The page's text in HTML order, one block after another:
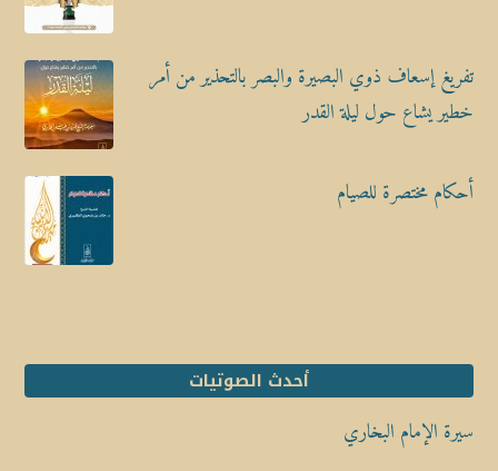
تفريغ إسعاف ذوي البصيرة والبصر بالتحذير من أمر
خطير يشاع حول ليلة القدر
أحكام مختصرة للصيام
أحدث الصوتيات
سيرة الإمام البخاري